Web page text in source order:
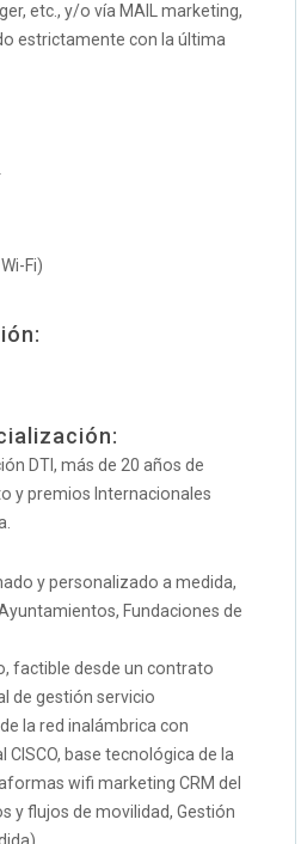
etc., y/o vía MAIL marketing,
estrictamente con la última
Fi)
DTI, más de 20 años de
y premios Internacionales
y personalizado a medida,
Fundaciones de
factible desde un contrato
de gestión servicio
la red inalámbrica con
base tecnológica de la
wifi marketing CRM del
y flujos de movilidad, Gestión